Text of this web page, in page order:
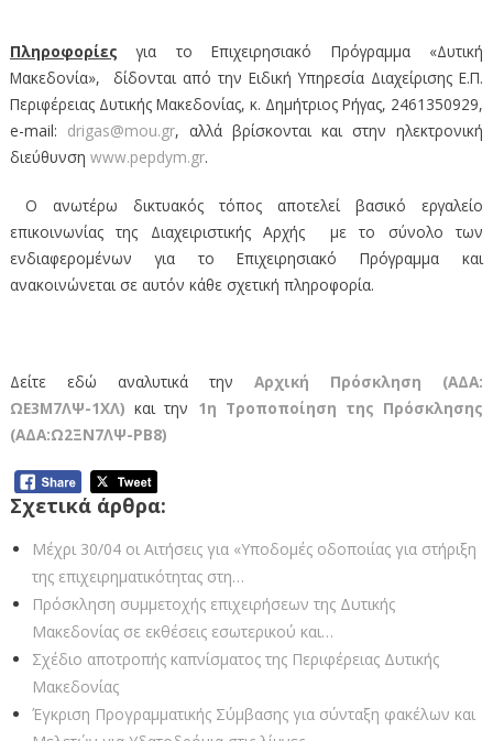
Πληροφορίες για το Επιχειρησιακό Πρόγραμμα «Δυτική
Μακεδονία», δίδονται από την Ειδική Υπηρεσία Διαχείρισης Ε.Π.
Περιφέρειας Δυτικής Μακεδονίας, κ. Δημήτριος Ρήγας, 2461350929,
e-mail: drigas@mou.gr, αλλά βρίσκονται και στην ηλεκτρονική
διεύθυνση www.pepdym.gr.
Ο ανωτέρω δικτυακός τόπος αποτελεί βασικό εργαλείο
επικοινωνίας της Διαχειριστικής Αρχής με το σύνολο των
ενδιαφερομένων για το Επιχειρησιακό Πρόγραμμα και
ανακοινώνεται σε αυτόν κάθε σχετική πληροφορία.
Δείτε εδώ αναλυτικά τηνΑρχική Πρόσκληση (ΑΔΑ:
ΩΕ3Μ7ΛΨ-1ΧΛ) και την 1η Τροποποίηση της Πρόσκλησης
(ΑΔΑ:Ω2ΞΝ7ΛΨ-ΡΒ8)
Σχετικά άρθρα:
Μέχρι 30/04 οι Αιτήσεις για «Υποδομές οδοποιίας για στήριξη
της επιχειρηματικότητας στη…
Πρόσκληση συμμετοχής επιχειρήσεων της Δυτικής
Μακεδονίας σε εκθέσεις εσωτερικού και…
Σχέδιο αποτροπής καπνίσματος της Περιφέρειας Δυτικής
Μακεδονίας
Έγκριση Προγραμματικής Σύμβασης για σύνταξη φακέλων και